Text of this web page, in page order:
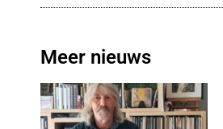
Meer nieuws